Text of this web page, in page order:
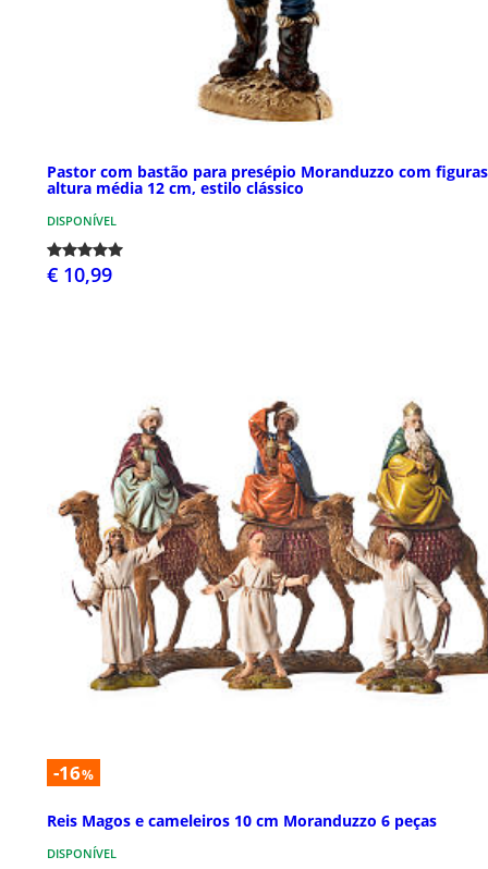
Pastor com bastão para presépio Moranduzzo com
altura média 12 cm, estilo clássico
DISPONÍVEL
€ 10,99
-16%
Reis Magos e cameleiros 10 cm Moranduzzo 6 peças
DISPONÍVEL